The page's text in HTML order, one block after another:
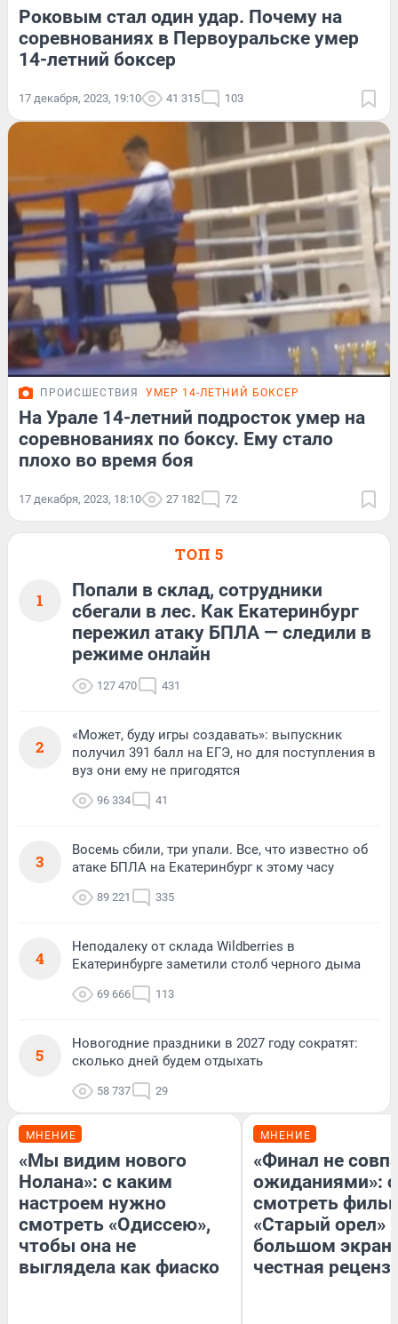
Роковым стал один удар. Почему на
соревнованиях в Первоуральске умер
14-летний боксер
17 декабря, 2023, 19:10 41 315 103
ПРОИСШЕСТВИЯ УМЕР 14-ЛЕТНИЙ БОКСЕР
На Урале 14-летний подросток умер на
соревнованиях по боксу. Ему стало
плохо во время боя
17 декабря, 2023, 18:10 27 182 72
ТОП 5
1
Попали в склад, сотрудники
сбегали в лес. Как Екатеринбург
пережил атаку БПЛА — следили в
режиме онлайн
127 470 431
2
«Может, буду игры создавать»: выпускник
получил 391 балл на ЕГЭ, но для поступления в
вуз они ему не пригодятся
96 334 41
3
Восемь сбили, три упали. Все, что известно об
атаке БПЛА на Екатеринбург к этому часу
89 221 335
4
Неподалеку от склада Wildberries в
Екатеринбурге заметили столб черного дыма
69 666 113
5
Новогодние праздники в 2027 году сократят:
сколько дней будем отдыхать
58 737 29
МНЕНИЕ
«Мы видим нового
Нолана»: с каким
настроем нужно
смотреть «Одиссею»,
чтобы она не
выглядела как фиаско
МНЕНИЕ
«Финал не
ожиданиями»:
смотреть
«Старый орел»
большом
честная